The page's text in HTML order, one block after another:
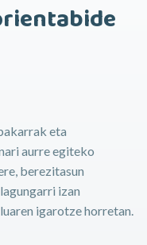
eta
aurre egiteko
berezitasun
izan
igarotze horretan.